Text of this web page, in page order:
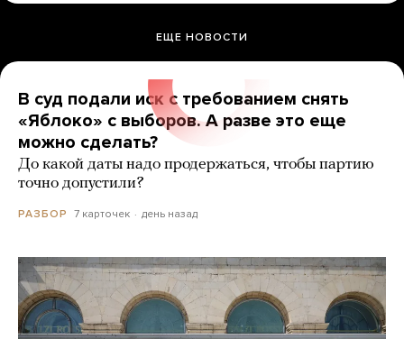
ЕЩЕ НОВОСТИ
В суд подали иск с требованием снять
«Яблоко» с выборов. А разве это еще
можно сделать?
До какой даты надо продержаться, чтобы партию
точно допустили?
РАЗБОР 7 карточек день назад